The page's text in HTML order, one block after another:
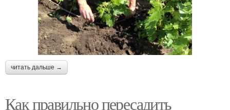
читать дальше →
Как правильно пересадить